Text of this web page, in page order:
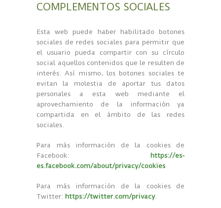
COMPLEMENTOS SOCIALES
Esta web puede haber habilitado botones
sociales de redes sociales para permitir que
el usuario pueda compartir con su círculo
social aquellos contenidos que le resulten de
interés. Así mismo, los botones sociales te
evitan la molestia de aportar tus datos
personales a esta web mediante el
aprovechamiento de la información ya
compartida en el ámbito de las redes
sociales.
Para más información de la cookies de
Facebook: https://es-
es.facebook.com/about/privacy/cookies
Para más información de la cookies de
Twitter: https://twitter.com/privacy.